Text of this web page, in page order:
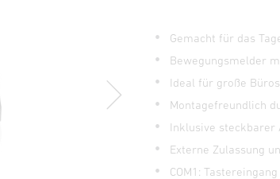
Gemacht für das
Bewegungsmelder
Ideal für große
Montagefreundlich
Inklusive steckbarer
Externe Zulassung
COM1: